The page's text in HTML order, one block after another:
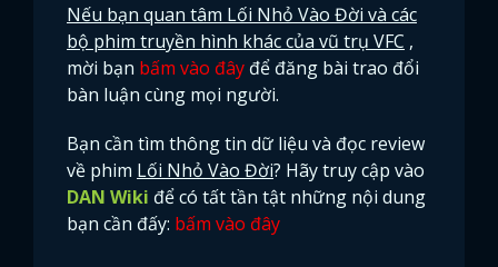
Nếu bạn quan tâm Lối Nhỏ Vào Đời và các
bộ phim truyền hình khác của vũ trụ VFC ,
mời bạn bấm vào đây để đăng bài trao đổi
bàn luận cùng mọi người.
Bạn cần tìm thông tin dữ liệu và đọc review
về phim Lối Nhỏ Vào Đời? Hãy truy cập vào
DAN Wiki để có tất tần tật những nội dung
bạn cần đấy: bấm vào đây